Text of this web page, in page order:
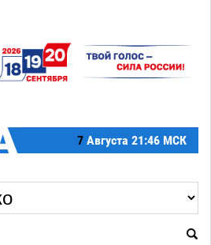
7 Августа 21:46 МСК